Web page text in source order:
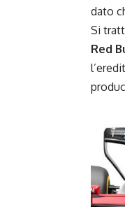
dato
Si
Red